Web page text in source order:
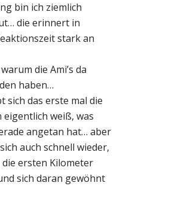
bin ich ziemlich
die erinnert in
stark an
die Ami’s da
haben…
sich das erste mal die
eigentlich weiß, was
angetan hat… aber
auch schnell wieder,
die ersten Kilometer
sich daran gewöhnt